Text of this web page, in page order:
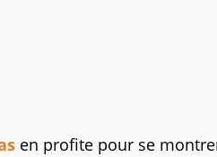
en profite pour se